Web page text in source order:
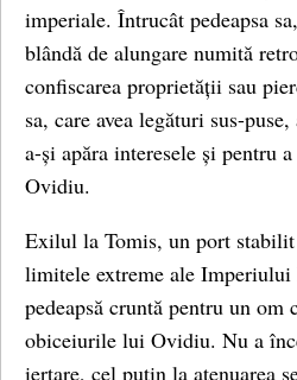
imperiale. Întrucât pedeapsa
blândă de alungare numită
confiscarea proprietății sau
sa, care avea legături sus-
a-și apăra interesele și pentru
Ovidiu.
Exilul la Tomis, un port
limitele extreme ale Imperiului
pedeapsă cruntă pentru un om
obiceiurile lui Ovidiu. Nu a
iertare, cel puțin la atenuarea